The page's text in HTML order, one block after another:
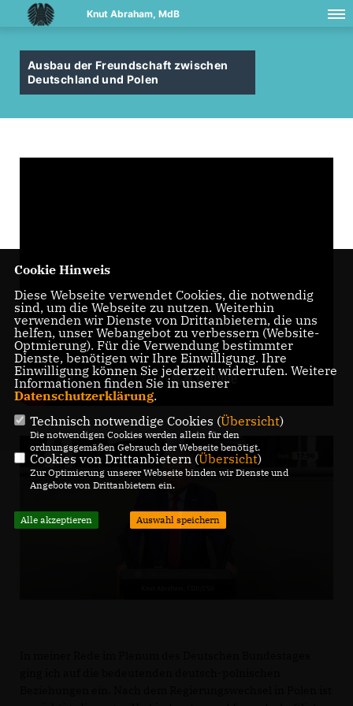
Knut Abraham, MdB
Ausbau der Freundschaft zwischen
Deutschland und Polen
Cookie Hinweis
Diese Webseite verwendet Cookies, die notwendig
sind, um die Webseite zu nutzen. Weiterhin
verwenden wir Dienste von Drittanbietern, die uns
helfen, unser Webangebot zu verbessern (Website-
Optmierung). Für die Verwendung bestimmter
Dienste, benötigen wir Ihre Einwilligung. Ihre
Einwilligung können Sie jederzeit widerrufen. Weitere
Informationen finden Sie in unserer
Datenschutzerklärung.
Technisch notwendige Cookies (Übersicht)
Die notwendigen Cookies werden allein für den
ordnungsgemäßen Gebrauch der Webseite benötigt.
Cookies von Drittanbietern (Übersicht)
Zur Optimierung unserer Webseite binden wir Dienste und
Angebote von Drittanbietern ein.
Alle akzeptieren Auswahl speichern